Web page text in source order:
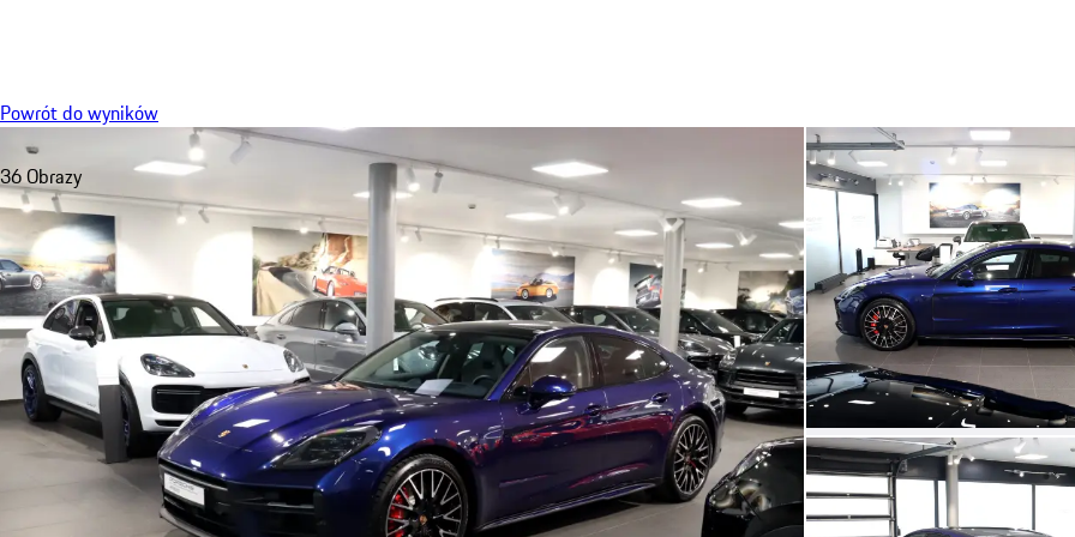
Powrót do wyników
36 Obrazy